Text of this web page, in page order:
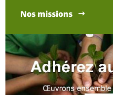
Nos missions